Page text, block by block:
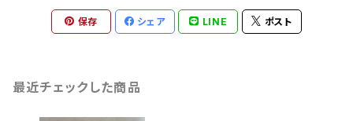
保存 シェア LINE ポスト
最近チェックした商品